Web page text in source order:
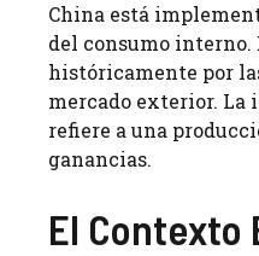
China está
del consumo interno.
históricamente por
mercado exterior. La
refiere a una
ganancias.
El Contexto